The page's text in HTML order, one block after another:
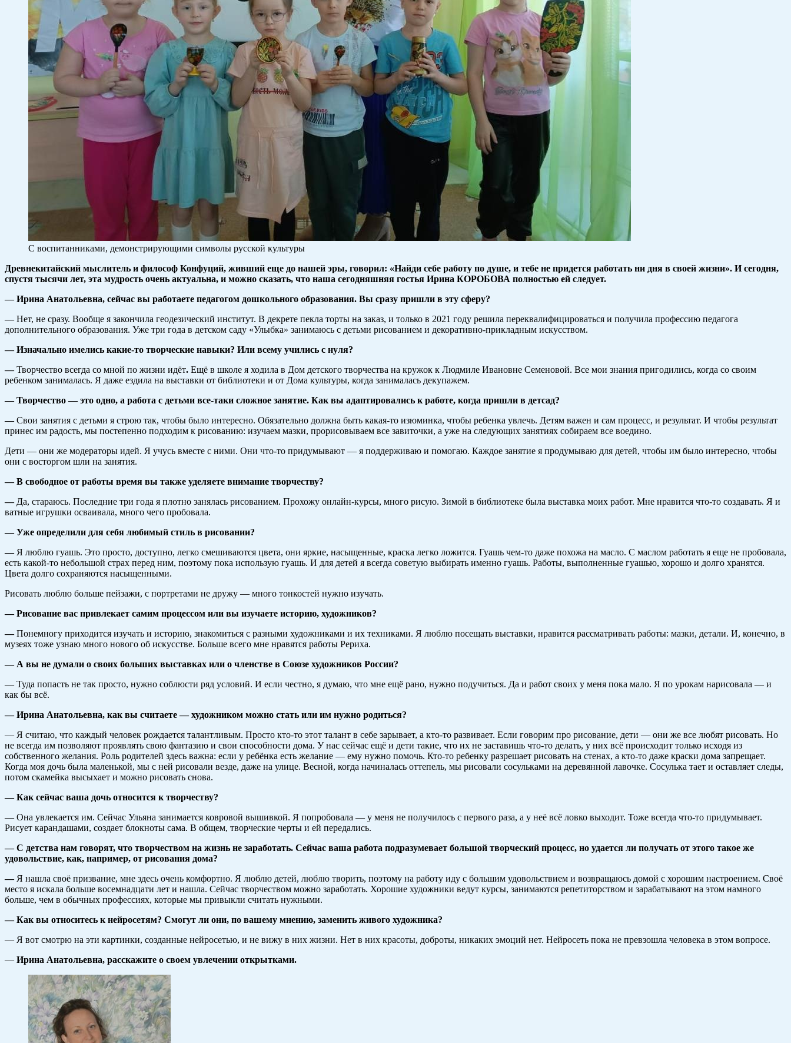
С воспитанниками, демонстрирующими символы русской культуры
Древнекитайский мыслитель и философ Конфуций, живший еще до нашей эры, говорил: «Найди себе работу по душе, и тебе не придется работать ни дня в своей жизни». И сегодня,
спустя тысячи лет, эта мудрость очень актуальна, и можно сказать, что наша сегодняшняя гостья Ирина КОРОБОВА полностью ей следует.
— Ирина Анатольевна, сейчас вы работаете педагогом дошкольного образования. Вы сразу пришли в эту сферу?
—Нет, не сразу. Вообще я закончила геодезический институт. В декрете пекла торты на заказ, и только в 2021 году решила переквалифицироваться и получила профессию педагога
дополнительного образования. Уже три года в детском саду «Улыбка» занимаюсь с детьми рисованием и декоративно-прикладным искусством.
— Изначально имелись какие-то творческие навыки? Или всему учились с нуля?
—Творчество всегда со мной по жизни идёт. Ещё в школе я ходила в Дом детского творчества на кружок к Людмиле Ивановне Семеновой. Все мои знания пригодились, когда со своим
ребенком занималась. Я даже ездила на выставки от библиотеки и от Дома культуры, когда занималась декупажем.
— Творчество — это одно, а работа с детьми все-таки сложное занятие. Как вы адаптировались к работе, когда пришли в детсад?
—Свои занятия с детьми я строю так, чтобы было интересно. Обязательно должна быть какая-то изюминка, чтобы ребенка увлечь. Детям важен и сам процесс, и результат. И чтобы результат
принес им радость, мы постепенно подходим к рисованию: изучаем мазки, прорисовываем все завиточки, а уже на следующих занятиях собираем все воедино.
Дети — они же модераторы идей. Я учусь вместе с ними. Они что-то придумывают — я поддерживаю и помогаю. Каждое занятие я продумываю для детей, чтобы им было интересно, чтобы
они с восторгом шли на занятия.
— В свободное от работы время вы также уделяете внимание творчеству?
— Да, стараюсь. Последние три года я плотно занялась рисованием. Прохожу онлайн-курсы, много рисую. Зимой в библиотеке была выставка моих работ. Мне нравится что-то создавать. Я и
ватные игрушки осваивала, много чего пробовала.
— Уже определили для себя любимый стиль в рисовании?
— Я люблю гуашь. Это просто, доступно, легко смешиваются цвета, они яркие, насыщенные, краска легко ложится. Гуашь чем-то даже похожа на масло. С маслом работать я еще не пробовала,
есть какой-то небольшой страх перед ним, поэтому пока использую гуашь. И для детей я всегда советую выбирать именно гуашь. Работы, выполненные гуашью, хорошо и долго хранятся.
Цвета долго сохраняются насыщенными.
Рисовать люблю больше пейзажи, с портретами не дружу — много тонкостей нужно изучать.
— Рисование вас привлекает самим процессом или вы изучаете историю, художников?
—Понемногу приходится изучать и историю, знакомиться с разными художниками и их техниками. Я люблю посещать выставки, нравится рассматривать работы: мазки, детали. И, конечно, в
музеях тоже узнаю много нового об искусстве. Больше всего мне нравятся работы Рериха.
— А вы не думали о своих больших выставках или о членстве в Союзе художников России?
— Туда попасть не так просто, нужно соблюсти ряд условий. И если честно, я думаю, что мне ещё рано, нужно подучиться. Да и работ своих у меня пока мало. Я по урокам нарисовала — и
как бы всё.
— Ирина Анатольевна, как вы считаете — художником можно стать или им нужно родиться?
— Я считаю, что каждый человек рождается талантливым. Просто кто-то этот талант в себе зарывает, а кто-то развивает. Если говорим про рисование, дети — они же все любят рисовать. Но
не всегда им позволяют проявлять свою фантазию и свои способности дома. У нас сейчас ещё и дети такие, что их не заставишь что-то делать, у них всё происходит только исходя из
собственного желания. Роль родителей здесь важна: если у ребёнка есть желание — ему нужно помочь. Кто-то ребенку разрешает рисовать на стенах, а кто-то даже краски дома запрещает.
Когда моя дочь была маленькой, мы с ней рисовали везде, даже на улице. Весной, когда начиналась оттепель, мы рисовали сосульками на деревянной лавочке. Сосулька тает и оставляет следы,
потом скамейка высыхает и можно рисовать снова.
— Как сейчас ваша дочь относится к творчеству?
— Она увлекается им. Сейчас Ульяна занимается ковровой вышивкой. Я попробовала — у меня не получилось с первого раза, а у неё всё ловко выходит. Тоже всегда что-то придумывает.
Рисует карандашами, создает блокноты сама. В общем, творческие черты и ей передались.
— С детства нам говорят, что творчеством на жизнь не заработать. Сейчас ваша работа подразумевает большой творческий процесс, но удается ли получать от этого такое же
удовольствие, как, например, от рисования дома?
— Я нашла своё призвание, мне здесь очень комфортно. Я люблю детей, люблю творить, поэтому на работу иду с большим удовольствием и возвращаюсь домой с хорошим настроением. Своё
место я искала больше восемнадцати лет и нашла. Сейчас творчеством можно заработать. Хорошие художники ведут курсы, занимаются репетиторством и зарабатывают на этом намного
больше, чем в обычных профессиях, которые мы привыкли считать нужными.
— Как вы относитесь к нейросетям? Смогут ли они, по вашему мнению, заменить живого художника?
— Я вот смотрю на эти картинки, созданные нейросетью, и не вижу в них жизни. Нет в них красоты, доброты, никаких эмоций нет. Нейросеть пока не превзошла человека в этом вопросе.
— Ирина Анатольевна, расскажите о своем увлечении открытками.